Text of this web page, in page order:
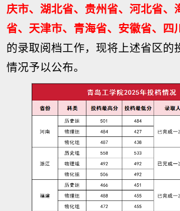
庆市、湖北省、贵州省、河北省、
省、天津市、青海省、安徽省、四
的录取阅档工作，现将上述省区的
情况予以公布。